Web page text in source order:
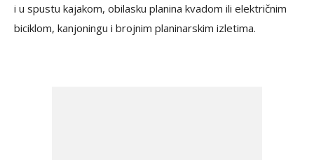
i u spustu kajakom, obilasku planina kvadom ili električnim
biciklom, kanjoningu i brojnim planinarskim izletima.